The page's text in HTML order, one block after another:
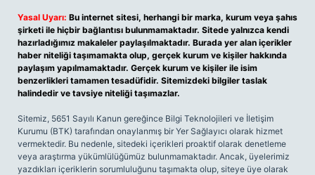
Yasal Uyarı: Bu internet sitesi, herhangi bir marka, kurum veya şahıs
şirketi ile hiçbir bağlantısı bulunmamaktadır. Sitede yalnızca kendi
hazırladığımız makaleler paylaşılmaktadır. Burada yer alan içerikler
haber niteliği taşımamakta olup, gerçek kurum ve kişiler hakkında
paylaşım yapılmamaktadır. Gerçek kurum ve kişiler ile isim
benzerlikleri tamamen tesadüfidir. Sitemizdeki bilgiler taslak
halindedir ve tavsiye niteliği taşımazlar.
Sitemiz, 5651 Sayılı Kanun gereğince Bilgi Teknolojileri ve İletişim
Kurumu (BTK) tarafından onaylanmış bir Yer Sağlayıcı olarak hizmet
vermektedir. Bu nedenle, sitedeki içerikleri proaktif olarak denetleme
veya araştırma yükümlülüğümüz bulunmamaktadır. Ancak, üyelerimiz
yazdıkları içeriklerin sorumluluğunu taşımakta olup, siteye üye olarak